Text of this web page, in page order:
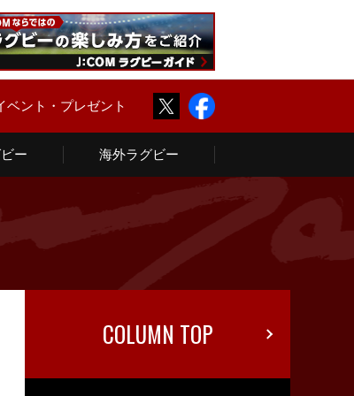
ベント・プレゼント Twitter
ー 海外ラグビー
COLUMN TOP